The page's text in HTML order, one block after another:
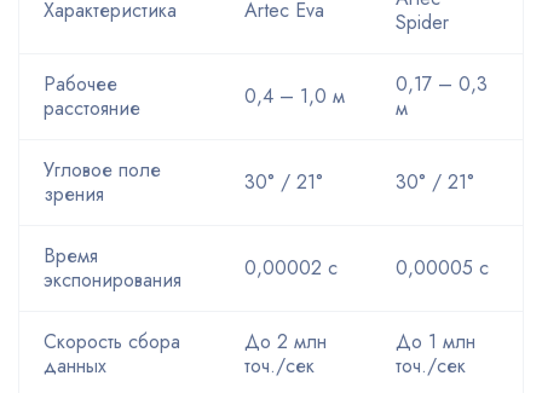
Характеристика Artec Eva
Spider
Рабочее
расстояние
0,4 – 1,0 м
0,17 – 0,3
м
Угловое поле
зрения
30° / 21° 30° / 21°
Время
экспонирования
0,00002 с 0,00005 с
Скорость сбора
данных
До 2 млн
точ./сек
До 1 млн
точ./сек